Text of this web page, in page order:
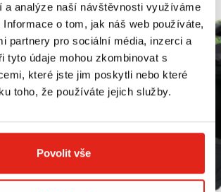
a analýze naší návštěvnosti využíváme
o tom, jak náš web používáte,
partnery pro sociální média, inzerci a
tyto údaje mohou zkombinovat s
které jste jim poskytli nebo které
toho, že používáte jejich služby.
Povolit vše